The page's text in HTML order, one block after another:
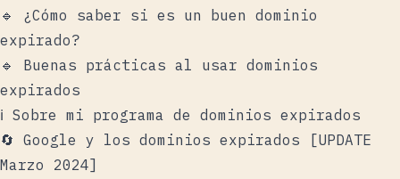
🔹 ¿Cómo saber si es un buen dominio
expirado?
🔹 Buenas prácticas al usar dominios
expirados
ℹ️ Sobre mi programa de dominios expirados
🔄 Google y los dominios expirados [UPDATE
Marzo 2024]